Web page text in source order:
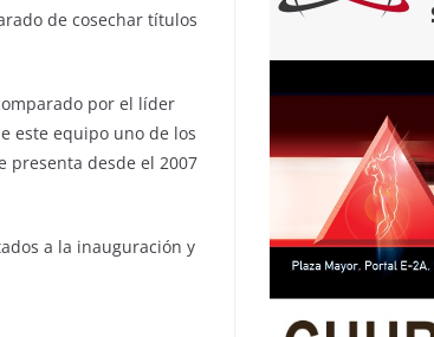
de cosechar títulos
por el líder
este equipo uno de los
presenta desde el 2007
a la inauguración y